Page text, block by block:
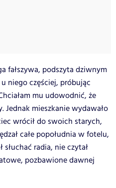
fałszywa, podszyta dziwnym
niego częściej, próbując
mu udowodnić, że
Jednak mieszkanie wydawało
wrócił do swoich starych,
całe popołudnia w fotelu,
radia, nie czytał
pozbawione dawnej